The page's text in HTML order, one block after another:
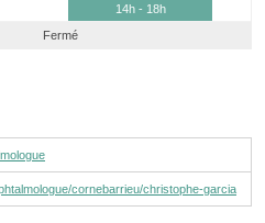
14h - 18h
Fermé
cornebarrieu/christophe-garcia